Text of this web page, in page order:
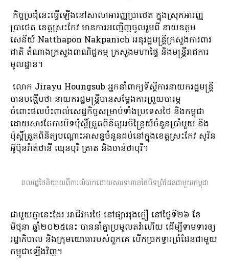
កិច្ចប្រជុំនេះធ្វើឡើងនៅសាលាអារញ្ញប្រាថេត ក្នុងស្រុកអារញ្ញ
ប្រាថេត ខេត្តស្រះកែវ មានការអញ្ជើញចូលរួមពី នាយឧត្តម
សេនីយ៍ Natthapon Nakpanich អនុរដ្ឋមន្ត្រីក្រសួងការពារ
ជាតិ តំណាងក្រសួងពាណិជ្ជកម្ម ក្រសួងមហាផ្ទៃ និងមន្ត្រីរាជការ
មូលដ្ឋាន។
លោក Jirayu Houngsub អ្នកនាំពាក្យទីស្តីការនាយករដ្ឋមន្ត្រី
បានបង្ហើបថា នាយករដ្ឋមន្ត្រីបានសម្តែងការព្រួយបារម្ភ
ចំពោះផលប៉ះពាល់សេដ្ឋកិច្ចសម្រាប់ទាំងប្រទេសថៃ និងកម្ពុជា
ដោយសារតែការបិទប៉ុស្តិ៍ត្រួតពិនិត្យអចិន្ត្រៃយ៍ចំនួនប្រាំមួយ និង
ប៉ុស្តិ៍ត្រួតពិនិត្យបណ្តោះអាសន្នចំនួនដប់នៅក្នុងខេត្តស្រះកែវ សូរិន
អ៊ូប៊ុនរ៉ាត់ថានី ឈុនបុរី ត្រាត និងចាន់ថាបុរី។
ពលរដ្ឋថៃនិយាយពីការលំបាកដោយសារទហានថៃបិទព្រំដែនជាមួយកម្ពុជា
ជាមួយគ្នានេះដែរ អាជីវករថៃ នៅផ្សាររុងក្លឿ នៅថ្ងៃទី២៦ ខែ
មិថុនា ឆ្នាំ២០២៥នេះ បាននាំគ្នាប្រមូលតវ៉ាហើយ ដើម្បីទាមទារឲ្យ
រដ្ឋាភិបាល និងក្រុមយោធារបស់ពួកគេ បើកច្រកទ្វារព្រំដែនជាមួយ
កម្ពុជាឡើងវិញ។